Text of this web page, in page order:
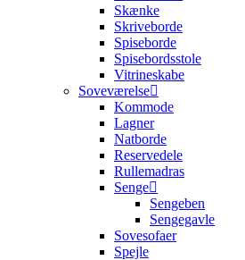
Skænke
Skriveborde
Spiseborde
Spisebordsstole
Vitrineskabe
Soveværelse
Kommode
Lagner
Natborde
Reservedele
Rullemadras
Senge
Sengeben
Sengegavle
Sovesofaer
Spejle